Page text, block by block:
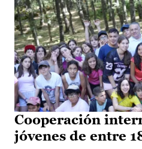
Cooperación
jóvenes de entre